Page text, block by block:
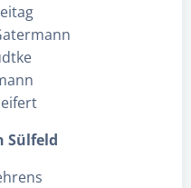
Sülfeld